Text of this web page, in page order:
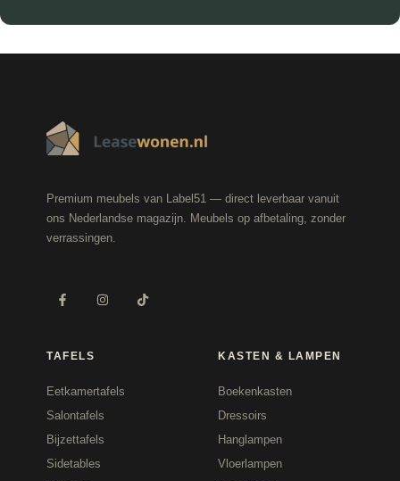
Premium meubels van Label51 — direct leverbaar vanuit
ons Nederlandse magazijn. Meubels op afbetaling, zonder
verrassingen.
TAFELS
Eetkamertafels
Salontafels
Bijzettafels
Sidetables
KASTEN & LAMPEN
Boekenkasten
Dressoirs
Hanglampen
Vloerlampen